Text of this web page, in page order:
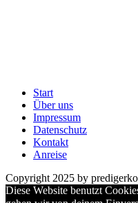
Start
Über uns
Impressum
Datenschutz
Kontakt
Anreise
Copyright 2025 by
Diese Website benutzt